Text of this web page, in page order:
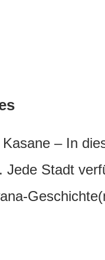
– In
Jede Stadt